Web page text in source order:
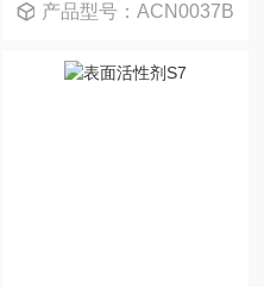
产品型号：ACN0037B